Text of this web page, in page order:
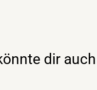
dir